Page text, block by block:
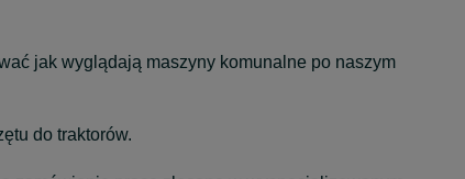
jak wyglądają maszyny komunalne po naszym
do traktorów.